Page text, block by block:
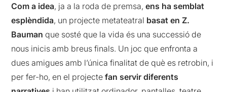
Com a idea, ja a la roda de premsa, ens ha semblat
esplèndida, un projecte metateatral basat en Z.
Bauman que sosté que la vida és una successió de
nous inicis amb breus finals. Un joc que enfronta a
dues amigues amb l’única finalitat de què es retrobin, i
per fer-ho, en el projecte fan servir diferents